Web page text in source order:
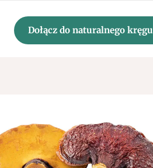
Dołącz do naturalnego kręgu